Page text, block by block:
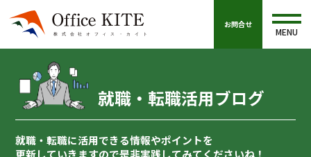
お問合せ
MENU
就職・転職活用ブログ
就職・転職に活用できる情報やポイントを
更新していきますので是非実践してみてくださいね！